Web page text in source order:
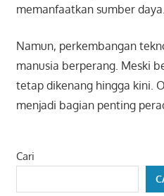
memanfaatkan sumber daya.
Namun, perkembangan
manusia berperang. Meski
tetap dikenang hingga kini.
menjadi bagian penting
Cari